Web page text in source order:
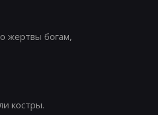
жертвы богам,
костры.